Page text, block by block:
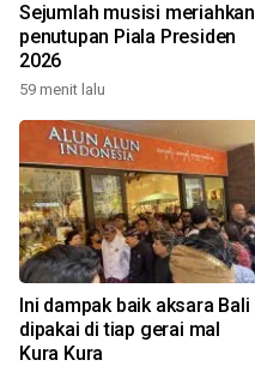
Sejumlah musisi meriahkan
penutupan Piala Presiden
2026
59 menit lalu
Ini dampak baik aksara Bali
dipakai di tiap gerai mal
Kura Kura